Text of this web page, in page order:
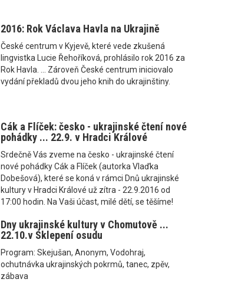
2016: Rok Václava Havla na Ukrajině
České centrum v Kyjevě, které vede zkušená
lingvistka Lucie Řehoříková, prohlásilo rok 2016 za
Rok Havla. ... Zároveň České centrum iniciovalo
vydání překladů dvou jeho knih do ukrajinštiny.
Cák a Flíček: česko - ukrajinské čtení nové
pohádky ... 22.9. v Hradci Králové
Srdečně Vás zveme na česko - ukrajinské čtení
nové pohádky Cák a Flíček (autorka Vlaďka
Dobešová), které se koná v rámci Dnů ukrajinské
kultury v Hradci Králové už zítra - 22.9.2016 od
17:00 hodin. Na Vaši účast, milé dětí, se těšíme!
Dny ukrajinské kultury v Chomutově ...
22.10.v Sklepení osudu
Program: Skejušan, Anonym, Vodohraj,
ochutnávka ukrajinských pokrmů, tanec, zpěv,
zábava